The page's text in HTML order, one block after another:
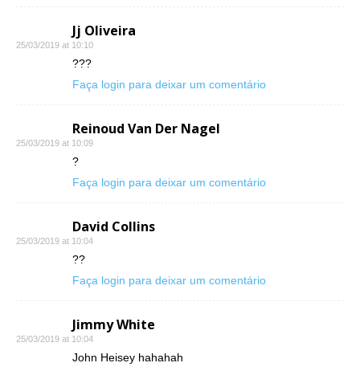
Jj Oliveira
25/03/2019 at 10:10
???
Faça login para deixar um comentário
Reinoud Van Der Nagel
25/03/2019 at 10:09
?
Faça login para deixar um comentário
David Collins
25/03/2019 at 10:04
??
Faça login para deixar um comentário
Jimmy White
25/03/2019 at 10:04
John Heisey hahahah